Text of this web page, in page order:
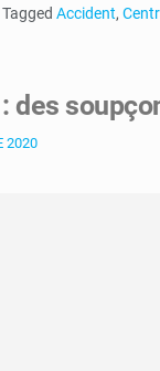
Tagged Accident,
des
2020